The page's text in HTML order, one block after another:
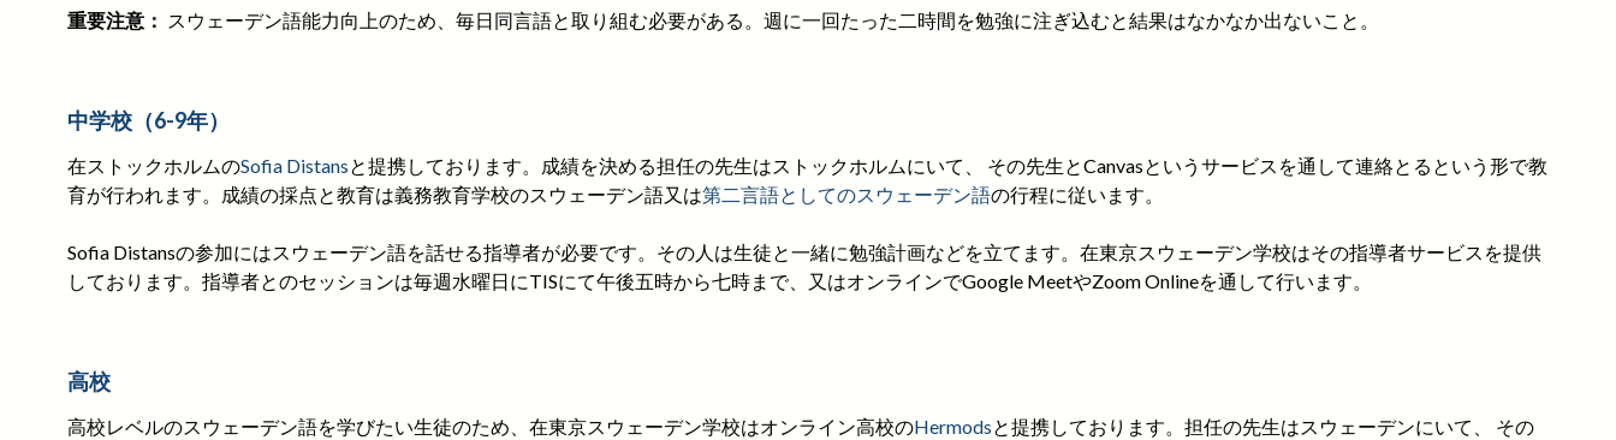
重要注意： スウェーデン語能力向上のため、毎日同言語と取り組む必要がある。週に一回たった二時間を勉強に注ぎ込むと結果はなかなか出ないこと。
中学校（6-9年）
在ストックホルムのSofia Distansと提携しております。成績を決める担任の先生はストックホルムにいて、 その先生とCanvasというサービスを通して連絡とるという形で教
育が行われます。成績の採点と教育は義務教育学校のスウェーデン語又は第二言語としてのスウェーデン語の行程に従います。
Sofia Distansの参加にはスウェーデン語を話せる指導者が必要です。その人は生徒と一緒に勉強計画などを立てます。在東京スウェーデン学校はその指導者サービスを提供
しております。指導者とのセッションは毎週水曜日にTISにて午後五時から七時まで、又はオンラインでGoogle MeetやZoom Onlineを通して行います。
高校
高校レベルのスウェーデン語を学びたい生徒のため、在東京スウェーデン学校はオンライン高校のHermodsと提携しております。担任の先生はスウェーデンにいて、 その